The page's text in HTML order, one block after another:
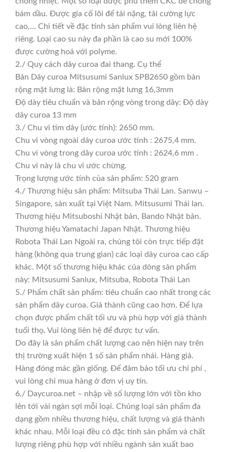
bám dầu. Được gia cố lõi để tải nặng, tải cường lực
cao,… Chi tiết về đặc tính sản phẩm vui lòng liên hệ
riêng. Loại cao su này đa phần là cao su mới 100%
được cường hoá với polyme.
2./ Quy cách dây curoa đai thang. Cụ thể
Bản Dây curoa Mitsusumi Sanlux SPB2650 gồm bản
rộng mặt lưng là: Bản rộng mặt lưng 16,3mm
Độ dày tiêu chuẩn và bản rộng vòng trong dây: Độ dày
dây curoa 13 mm
3./ Chu vi tim dây (ước tính): 2650 mm.
Chu vi vòng ngoài dây curoa ước tính : 2675,4 mm.
Chu vi vòng trong dây curoa ước tính : 2624,6 mm .
Chu vi này là chu vi ước chừng.
Trọng lượng ước tính của sản phẩm: 520 gram
4./ Thương hiệu sản phẩm: Mitsuba Thái Lan. Sanwu –
Singapore, sản xuất tại Việt Nam. Mitsusumi Thái lan.
Thương hiệu Mitsuboshi Nhật bản, Bando Nhật bản.
Thương hiệu Yamatachi Japan Nhật. Thương hiệu
Robota Thái Lan Ngoài ra, chúng tôi còn trực tiếp đặt
hàng (không qua trung gian) các loại dây curoa cao cấp
khác. Một số thương hiệu khác của dòng sản phẩm
này: Mitsusumi Sanlux, Mitsuba, Robota Thái Lan
5./ Phẩm chất sản phẩm: tiêu chuẩn cao nhất trong các
sản phẩm dây curoa. Giá thành cũng cao hơn. Để lựa
chọn được phẩm chất tối ưu và phù hợp với giá thành
tuổi thọ. Vui lòng liên hệ để được tư vấn.
Do đây là sản phẩm chất lượng cao nên hiện nay trên
thị trường xuất hiện 1 số sản phẩm nhái. Hàng giả.
Hàng đóng mác gần giống. Để đảm bảo tối ưu chi phí ,
vui lòng chỉ mua hàng ở đơn vị uy tín.
6./ Daycuroa.net – nhập về số lượng lớn với tồn kho
lên tới vài ngàn sợi mỗi loại. Chủng loại sản phẩm đa
dạng gồm nhiều thương hiệu, chất lượng và giá thành
khác nhau. Mỗi loại đều có đặc tính sản phẩm và chất
lượng riêng phù hợp với nhiều ngành sản xuất bao